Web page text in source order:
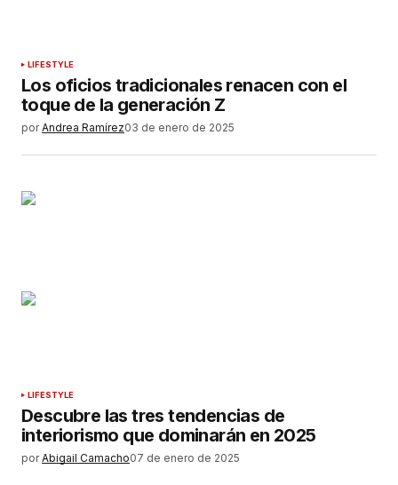
LIFESTYLE
Los oficios tradicionales renacen con el
toque de la generación Z
por Andrea Ramírez03 de enero de 2025
LIFESTYLE
Descubre las tres tendencias de
interiorismo que dominarán en 2025
por Abigail Camacho07 de enero de 2025